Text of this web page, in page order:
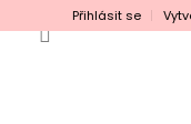
na
Přihlásit se